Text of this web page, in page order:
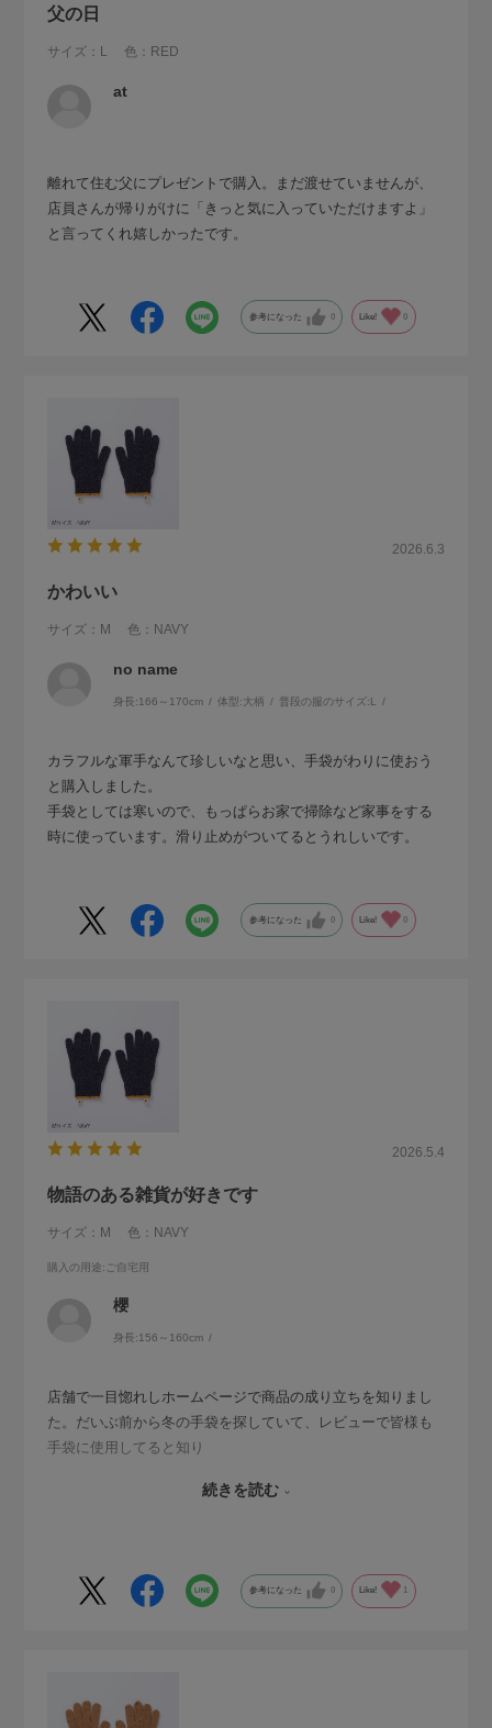
父の日
サイズ：L 色：RED
at
離れて住む父にプレゼントで購入。まだ渡せていませんが、
店員さんが帰りがけに「きっと気に入っていただけますよ」
と言ってくれ嬉しかったです。
参考になった 0 Like! 0
2026.6.3
かわいい
サイズ：M 色：NAVY
no name
身長:166～170cm 体型:大柄 普段の服のサイズ:L
カラフルな軍手なんて珍しいなと思い、手袋がわりに使おう
と購入しました。
手袋としては寒いので、もっぱらお家で掃除など家事をする
時に使っています。滑り止めがついてるとうれしいです。
参考になった 0 Like! 0
2026.5.4
物語のある雑貨が好きです
サイズ：M 色：NAVY
購入の用途:ご自宅用
櫻
身長:156～160cm
店舗で一目惚れしホームページで商品の成り立ちを知りまし
た。だいぶ前から冬の手袋を探していて、レビューで皆様も
手袋に使用してると知り
好きな日本製でしかも買いやすいお値段の軍手冬になったら
手が存在するだけで心癒され、冬の楽しみがあることが幸せ
でしかありません。作って下さった皆様 販売して下さった
続きを読む
参考になった 0 Like! 1